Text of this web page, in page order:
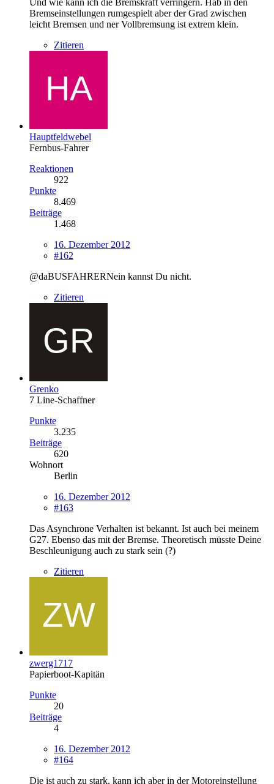
Bremseinstellungen rumgespielt aber der Grad zwischen
leicht Bremsen und ner Vollbremsung ist extrem klein.
Zitieren
Hauptfeldwebel
Fernbus-Fahrer
Reaktionen
922
Punkte
8.469
Beiträge
1.468
16. Dezember 2012
#162
@daBUSFAHRERNein kannst Du nicht.
Zitieren
Grenko
7 Line-Schaffner
Punkte
3.235
Beiträge
620
Wohnort
Berlin
16. Dezember 2012
#163
Das Asynchrone Verhalten ist bekannt. Ist auch bei meinem
G27. Ebenso das mit der Bremse. Theoretisch müsste Deine
Beschleunigung auch zu stark sein (?)
Zitieren
zwerg1717
Papierboot-Kapitän
Punkte
20
Beiträge
4
16. Dezember 2012
#164
Die ist auch zu stark, kann ich aber in der Motoreinstellung